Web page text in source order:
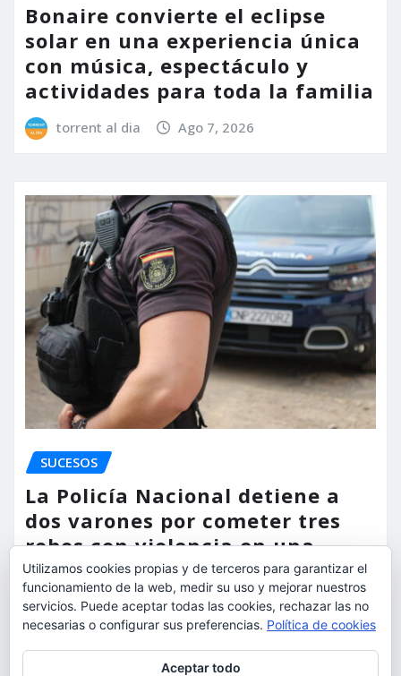
Bonaire convierte el eclipse
solar en una experiencia única
con música, espectáculo y
actividades para toda la familia
torrent al dia Ago 7, 2026
SUCESOS
La Policía Nacional detiene a
dos varones por cometer tres
robos con violencia en una
misma mañana
torrent al dia Ago 7, 2026
Utilizamos cookies propias y de terceros para garantizar el
funcionamiento de la web, medir su uso y mejorar nuestros
servicios. Puede aceptar todas las cookies, rechazar las no
necesarias o configurar sus preferencias. Política de cookies
Aceptar todo